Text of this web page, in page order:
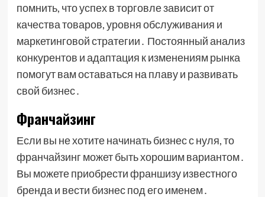
помнить, что успех в торговле зависит от
качества товаров, уровня обслуживания и
маркетинговой стратегии․ Постоянный анализ
конкурентов и адаптация к изменениям рынка
помогут вам оставаться на плаву и развивать
свой бизнес․
Франчайзинг
Если вы не хотите начинать бизнес с нуля, то
франчайзинг может быть хорошим вариантом․
Вы можете приобрести франшизу известного
бренда и вести бизнес под его именем․